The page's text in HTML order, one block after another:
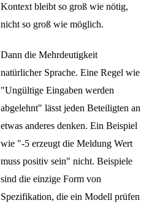
Kontext bleibt so groß wie nötig,
nicht so groß wie möglich.
Dann die Mehrdeutigkeit
natürlicher Sprache. Eine Regel wie
"Ungültige Eingaben werden
abgelehnt" lässt jeden Beteiligten an
etwas anderes denken. Ein Beispiel
wie "-5 erzeugt die Meldung Wert
muss positiv sein" nicht. Beispiele
sind die einzige Form von
Spezifikation, die ein Modell prüfen